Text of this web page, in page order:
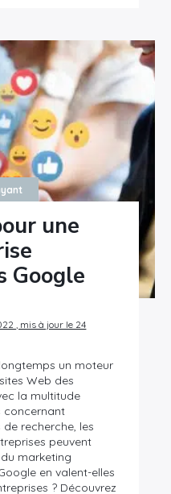
une
Google
, mis à jour le 24
un moteur
Web des
la multitude
concernant
recherche, les
peuvent
marketing
en valent-elles
? Découvrez